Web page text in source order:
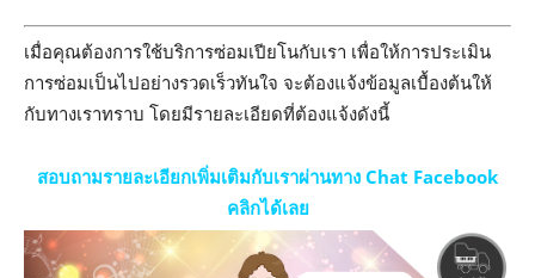
เมื่อคุณต้องการใช้บริการซ่อมเปียโนกับเรา เพื่อให้การประเมิน
การซ่อมเป็นไปอย่างรวดเร็วทันใจ จะต้องแจ้งข้อมูลเบื้องต้นให้
กับทางเราทราบ โดยมีรายละเอียดที่ต้องแจ้งดังนี้
สอบถามรายละเอียกเพิ่มเติมกับเราผ่านทาง Chat Facebook
คลิกได้เลย